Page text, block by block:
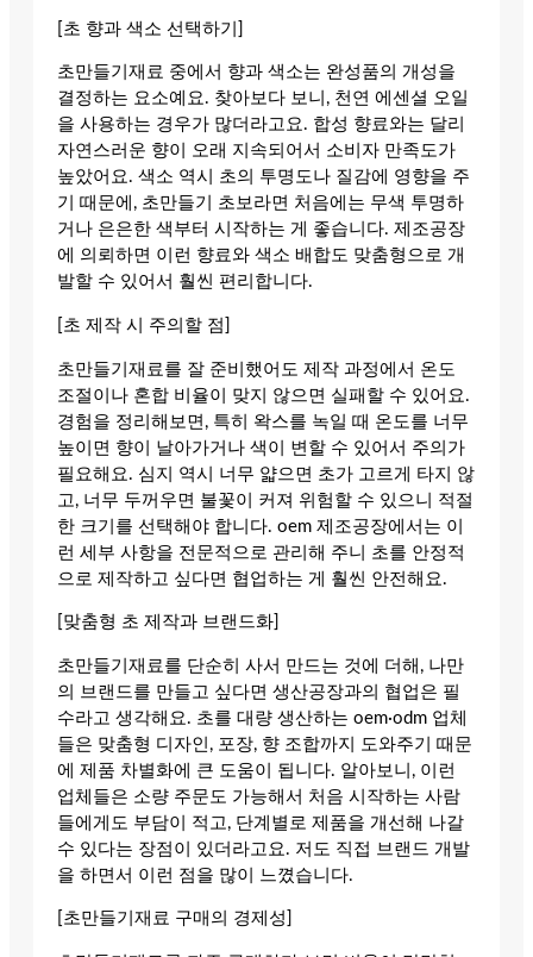
[초 향과 색소 선택하기]
초만들기재료 중에서 향과 색소는 완성품의 개성을
결정하는 요소예요. 찾아보다 보니, 천연 에센셜 오일
을 사용하는 경우가 많더라고요. 합성 향료와는 달리
자연스러운 향이 오래 지속되어서 소비자 만족도가
높았어요. 색소 역시 초의 투명도나 질감에 영향을 주
기 때문에, 초만들기 초보라면 처음에는 무색 투명하
거나 은은한 색부터 시작하는 게 좋습니다. 제조공장
에 의뢰하면 이런 향료와 색소 배합도 맞춤형으로 개
발할 수 있어서 훨씬 편리합니다.
[초 제작 시 주의할 점]
초만들기재료를 잘 준비했어도 제작 과정에서 온도
조절이나 혼합 비율이 맞지 않으면 실패할 수 있어요.
경험을 정리해보면, 특히 왁스를 녹일 때 온도를 너무
높이면 향이 날아가거나 색이 변할 수 있어서 주의가
필요해요. 심지 역시 너무 얇으면 초가 고르게 타지 않
고, 너무 두꺼우면 불꽃이 커져 위험할 수 있으니 적절
한 크기를 선택해야 합니다. oem 제조공장에서는 이
런 세부 사항을 전문적으로 관리해 주니 초를 안정적
으로 제작하고 싶다면 협업하는 게 훨씬 안전해요.
[맞춤형 초 제작과 브랜드화]
초만들기재료를 단순히 사서 만드는 것에 더해, 나만
의 브랜드를 만들고 싶다면 생산공장과의 협업은 필
수라고 생각해요. 초를 대량 생산하는 oem·odm 업체
들은 맞춤형 디자인, 포장, 향 조합까지 도와주기 때문
에 제품 차별화에 큰 도움이 됩니다. 알아보니, 이런
업체들은 소량 주문도 가능해서 처음 시작하는 사람
들에게도 부담이 적고, 단계별로 제품을 개선해 나갈
수 있다는 장점이 있더라고요. 저도 직접 브랜드 개발
을 하면서 이런 점을 많이 느꼈습니다.
[초만들기재료 구매의 경제성]